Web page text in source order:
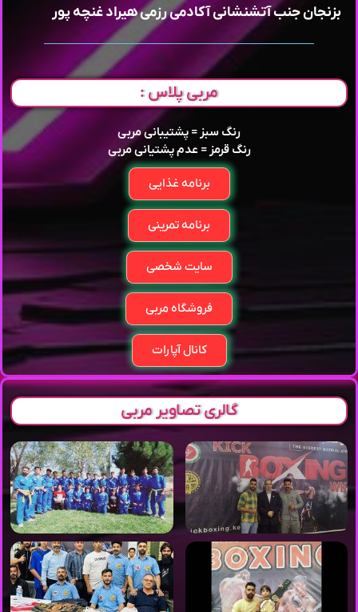
بزنجان جنب آتشنشانی آکادمی رزمی هیراد غنچه پور
مربی پلاس :
رنگ سبز = پشتیبانی مربی
رنگ قرمز = عدم پشتیانی مربی
برنامه غذایی
برنامه تمرینی
سایت شخصی
فروشگاه مربی
کانال آپارات
گالری تصاویر مربی